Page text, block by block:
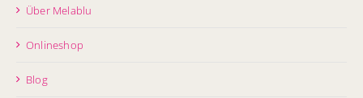
Über Melablu
Onlineshop
Blog